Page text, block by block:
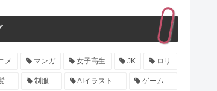
メ マンガ 女子高生 JK ロリ
制服 AIイラスト ゲーム